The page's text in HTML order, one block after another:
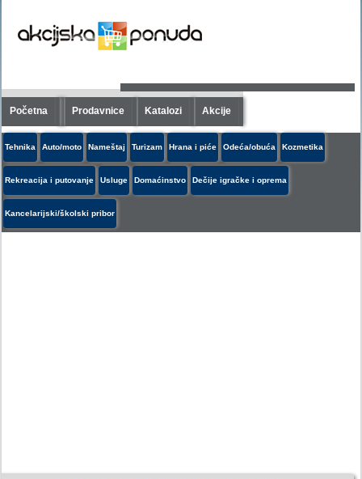
Početna Prodavnice Katalozi Akcije
Tehnika Auto/moto Nameštaj Turizam Hrana i piće Odeća/obuća Kozmetika
Rekreacija i putovanje Usluge Domaćinstvo Dečije igračke i oprema
Kancelarijski/školski pribor